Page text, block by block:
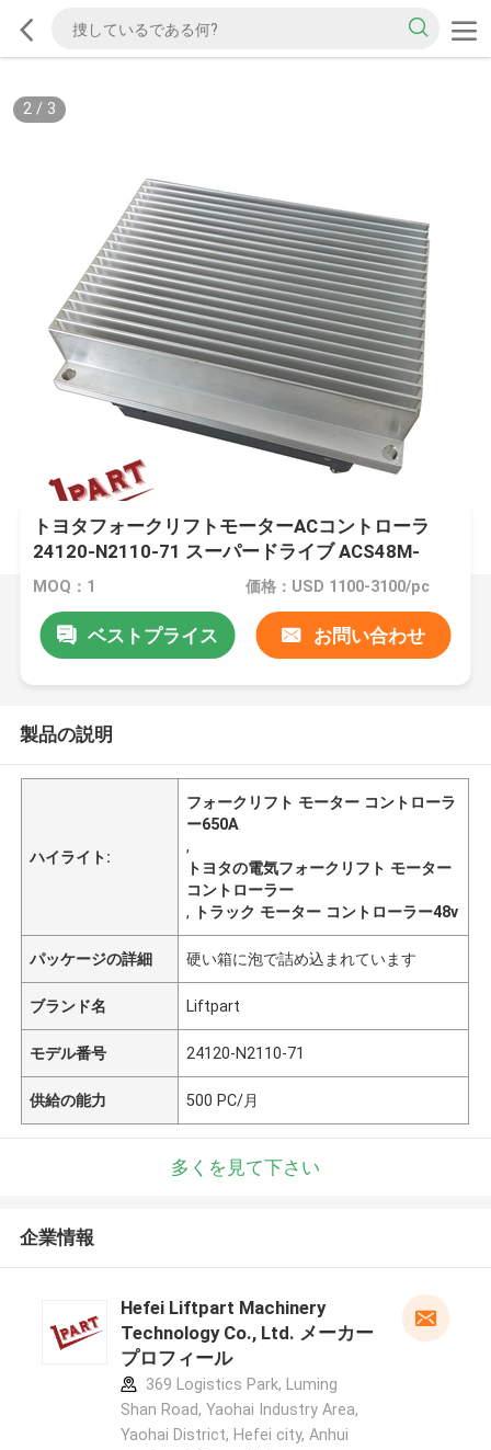
2/ 3
トヨタフォークリフトモーターACコントローラ
24120-N2110-71 スーパードライブ ACS48M-
525F-T1
MOQ：1 価格：USD 1100-3100/pc
ベストプライス お問い合わせ
製品の説明
ハイライト:
フォークリフト モーター コントローラ
ー650A
,
トヨタの電気フォークリフト モーター
コントローラー
,
トラック モーター コントローラー48v
パッケージの詳細 硬い箱に泡で詰め込まれています
ブランド名 Liftpart
モデル番号 24120-N2110-71
供給の能力 500 PC/月
多くを見て下さい
企業情報
Hefei Liftpart Machinery
Technology Co., Ltd. メーカー
プロフィール
369 Logistics Park, Luming
Shan Road, Yaohai Industry Area,
Yaohai District, Hefei city, Anhui